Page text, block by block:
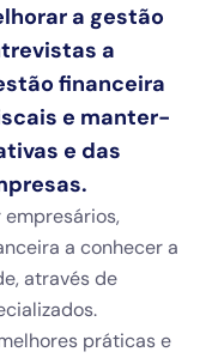
a gestão
a
financeira
e manter-
e das
empresários,
a conhecer a
através de
práticas e